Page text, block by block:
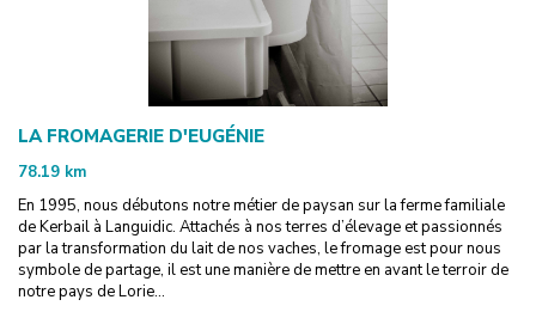
LA FROMAGERIE D'EUGÉNIE
78.19 km
En 1995, nous débutons notre métier de paysan sur la ferme familiale
de Kerbail à Languidic. Attachés à nos terres d’élevage et passionnés
par la transformation du lait de nos vaches, le fromage est pour nous
symbole de partage, il est une manière de mettre en avant le terroir de
notre pays de Lorie...